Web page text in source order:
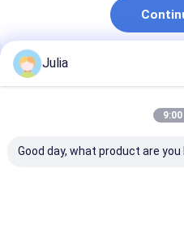
Prodotti Raccomandati
Julia
9:00
Good day, what product are you